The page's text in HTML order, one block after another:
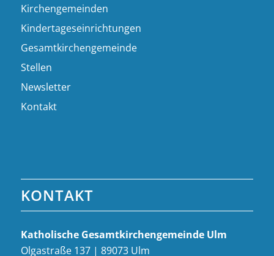
Kirchengemeinden
Kindertageseinrichtungen
Gesamtkirchengemeinde
Stellen
Newsletter
Kontakt
KONTAKT
Katholische Gesamt­kirchen­gemeinde Ulm
Olgastraße 137 | 89073 Ulm